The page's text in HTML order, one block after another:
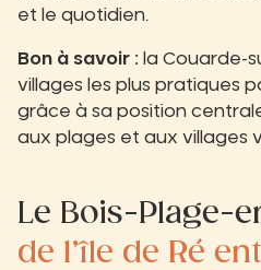
et le quotidien.
Bon à savoir : la Couarde-
villages les plus pratiques
grâce à sa position
aux plages et aux villages
Le Bois-Plage-
de l’île de Ré